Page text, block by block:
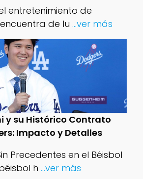
entretenimiento de
de lu ...ver más
y su Histórico Contrato
Impacto y Detalles
Precedentes en el Béisbol
h ...ver más